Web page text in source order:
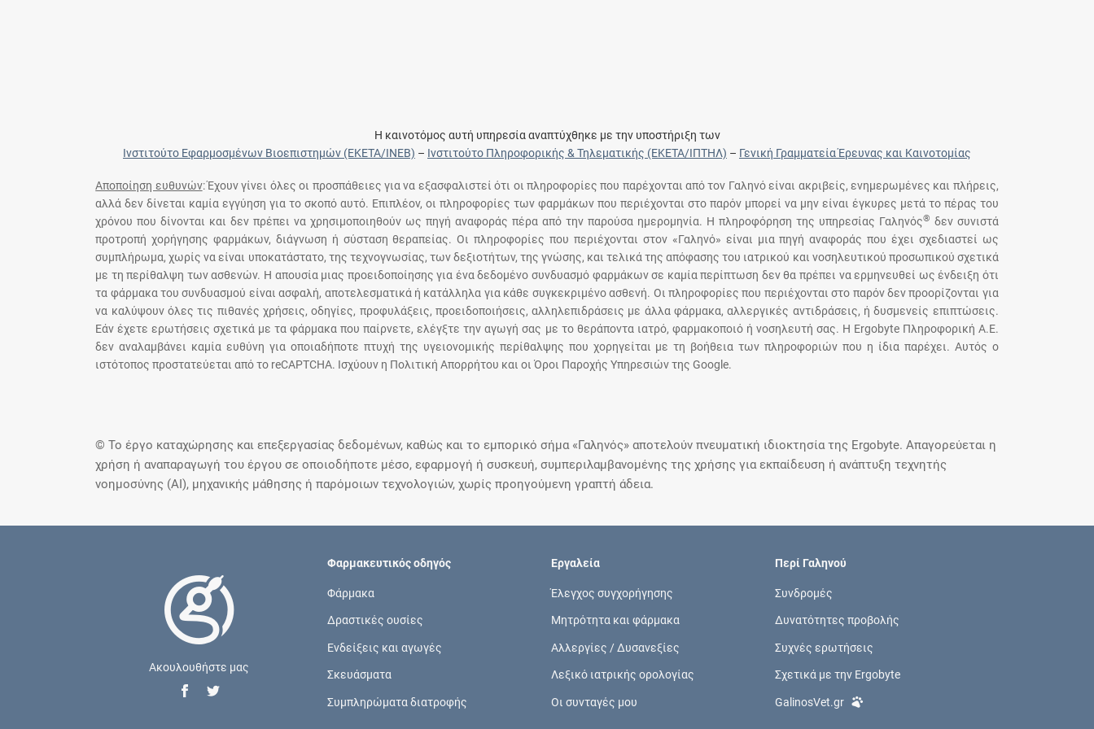
Η καινοτόμος αυτή υπηρεσία αναπτύχθηκε με την υποστήριξη των
Ινστιτούτο Εφαρμοσμένων Βιοεπιστημών (ΕΚΕΤΑ/ΙΝΕΒ) – Ινστιτούτο Πληροφορικής & Τηλεματικής (ΕΚΕΤΑ/ΙΠΤΗΛ) – Γενική Γραμματεία Έρευνας και Καινοτομίας
Αποποίηση ευθυνών: Έχουν γίνει όλες οι προσπάθειες για να εξασφαλιστεί ότι οι πληροφορίες που παρέχονται από τον Γαληνό είναι ακριβείς, ενημερωμένες και πλήρεις,
αλλά δεν δίνεται καμία εγγύηση για το σκοπό αυτό. Επιπλέον, οι πληροφορίες των φαρμάκων που περιέχονται στο παρόν μπορεί να μην είναι έγκυρες μετά το πέρας του
χρόνου που δίνονται και δεν πρέπει να χρησιμοποιηθούν ως πηγή αναφοράς πέρα από την παρούσα ημερομηνία. Η πληροφόρηση της υπηρεσίας Γαληνός® δεν συνιστά
προτροπή χορήγησης φαρμάκων, διάγνωση ή σύσταση θεραπείας. Οι πληροφορίες που περιέχονται στον «Γαληνό» είναι μια πηγή αναφοράς που έχει σχεδιαστεί ως
συμπλήρωμα, χωρίς να είναι υποκατάστατο, της τεχνογνωσίας, των δεξιοτήτων, της γνώσης, και τελικά της απόφασης του ιατρικού και νοσηλευτικού προσωπικού σχετικά
με τη περίθαλψη των ασθενών. Η απουσία μιας προειδοποίησης για ένα δεδομένο συνδυασμό φαρμάκων σε καμία περίπτωση δεν θα πρέπει να ερμηνευθεί ως ένδειξη ότι
τα φάρμακα του συνδυασμού είναι ασφαλή, αποτελεσματικά ή κατάλληλα για κάθε συγκεκριμένο ασθενή. Οι πληροφορίες που περιέχονται στο παρόν δεν προορίζονται για
να καλύψουν όλες τις πιθανές χρήσεις, οδηγίες, προφυλάξεις, προειδοποιήσεις, αλληλεπιδράσεις με άλλα φάρμακα, αλλεργικές αντιδράσεις, ή δυσμενείς επιπτώσεις.
Εάν έχετε ερωτήσεις σχετικά με τα φάρμακα που παίρνετε, ελέγξτε την αγωγή σας με το θεράποντα ιατρό, φαρμακοποιό ή νοσηλευτή σας. Η Ergobyte Πληροφορική Α.Ε.
δεν αναλαμβάνει καμία ευθύνη για οποιαδήποτε πτυχή της υγειονομικής περίθαλψης που χορηγείται με τη βοήθεια των πληροφοριών που η ίδια παρέχει. Αυτός ο
ιστότοπος προστατεύεται από το reCAPTCHA. Ισχύουν η Πολιτική Απορρήτου και οι Όροι Παροχής Υπηρεσιών της Google.
© Το έργο καταχώρησης και επεξεργασίας δεδομένων, καθώς και το εμπορικό σήμα «Γαληνός» αποτελούν πνευματική ιδιοκτησία της Ergobyte. Απαγορεύεται η
χρήση ή αναπαραγωγή του έργου σε οποιοδήποτε μέσο, εφαρμογή ή συσκευή, συμπεριλαμβανομένης της χρήσης για εκπαίδευση ή ανάπτυξη τεχνητής
νοημοσύνης (AI), μηχανικής μάθησης ή παρόμοιων τεχνολογιών, χωρίς προηγούμενη γραπτή άδεια.
Ακουλουθήστε μας
Φαρμακευτικός οδηγός
Φάρμακα
Δραστικές ουσίες
Ενδείξεις και αγωγές
Σκευάσματα
Συμπληρώματα διατροφής
Εργαλεία
Έλεγχος συγχορήγησης
Μητρότητα και φάρμακα
Αλλεργίες / Δυσανεξίες
Λεξικό ιατρικής ορολογίας
Οι συνταγές μου
Περί Γαληνού
Συνδρομές
Δυνατότητες προβολής
Συχνές ερωτήσεις
Σχετικά με την Ergobyte
GalinosVet.gr